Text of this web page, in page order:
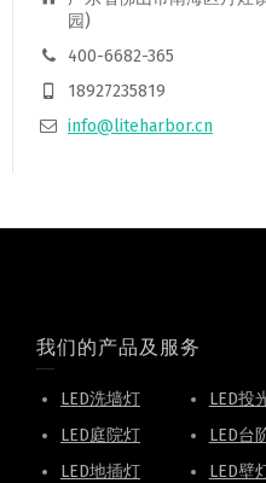
园)
400-6682-365
18927235819
info@liteharbor.cn
我们的产品及服务
LED洗墙灯 LED投
LED庭院灯
LED台
LED地插灯
LED壁